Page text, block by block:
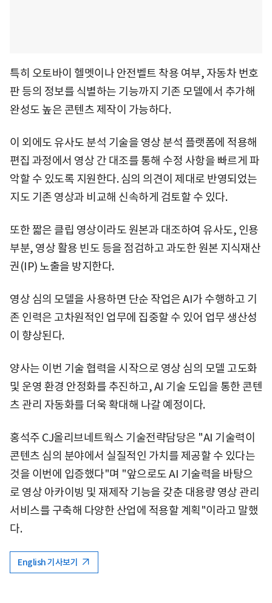
특히 오토바이 헬멧이나 안전벨트 착용 여부, 자동차 번호
판 등의 정보를 식별하는 기능까지 기존 모델에서 추가해
완성도 높은 콘텐츠 제작이 가능하다.
이 외에도 유사도 분석 기술을 영상 분석 플랫폼에 적용해
편집 과정에서 영상 간 대조를 통해 수정 사항을 빠르게 파
악할 수 있도록 지원한다. 심의 의견이 제대로 반영되었는
지도 기존 영상과 비교해 신속하게 검토할 수 있다.
또한 짧은 클립 영상이라도 원본과 대조하여 유사도, 인용
부분, 영상 활용 빈도 등을 점검하고 과도한 원본 지식재산
권(IP) 노출을 방지한다.
영상 심의 모델을 사용하면 단순 작업은 AI가 수행하고 기
존 인력은 고차원적인 업무에 집중할 수 있어 업무 생산성
이 향상된다.
양사는 이번 기술 협력을 시작으로 영상 심의 모델 고도화
및 운영 환경 안정화를 추진하고, AI 기술 도입을 통한 콘텐
츠 관리 자동화를 더욱 확대해 나갈 예정이다.
홍석주 CJ올리브네트웍스 기술전략담당은 "AI 기술력이
콘텐츠 심의 분야에서 실질적인 가치를 제공할 수 있다는
것을 이번에 입증했다"며 "앞으로도 AI 기술력을 바탕으
로 영상 아카이빙 및 재제작 기능을 갖춘 대용량 영상 관리
서비스를 구축해 다양한 산업에 적용할 계획"이라고 말했
다.
English 기사보기